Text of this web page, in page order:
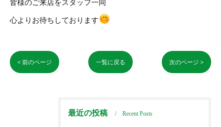
皆様のご来店をスタッフ一同
心よりお待ちしております
< 前のページ 一覧に戻る 次のページ >
最近の投稿 Recent Posts